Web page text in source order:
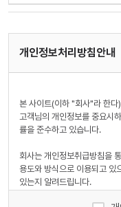
개인정보처리방침안내
본 사이트(이하 "회사"라 한다
고객님의 개인정보를 중요시
률을 준수하고 있습니다.
회사는 개인정보취급방침을
용도와 방식으로 이용되고 있
있는지 알려드립니다.